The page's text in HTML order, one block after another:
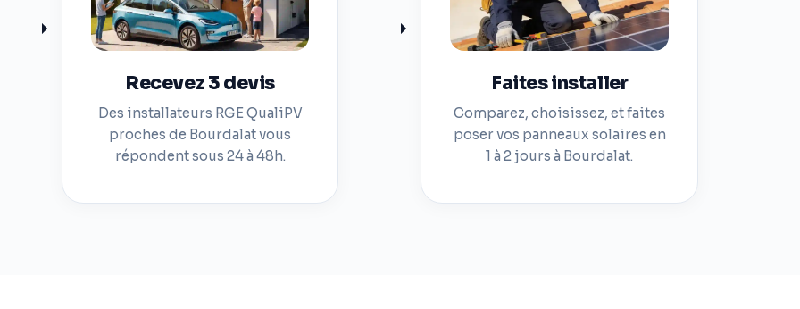
Recevez 3 devis
Des installateurs RGE QualiPV
proches de Bourdalat vous
répondent sous 24 à 48h.
Faites installer
Comparez, choisissez, et faites
poser vos panneaux solaires en
1 à 2 jours à Bourdalat.